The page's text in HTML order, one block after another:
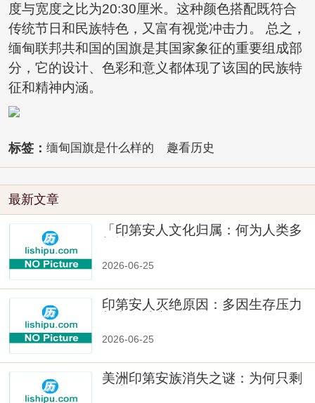
度与宽度之比为20:30厘米。这种颜色搭配既符合
传统节日和民族特色，又富有视觉冲击力。 总之，
缅甸联邦共和国的国旗是其国家象征的重要组成部
分，它的设计、色彩和意义都体现了该国的民族特
征和精神内涵。
标签： 缅甸国旗是什么样的 趣看历史
最新文章
「印第安人文化归属：何为人类多
2026-06-25
印第安人灭绝原因：多因生存压力
2026-06-25
美洲印第安族消失之谜：为何只剩